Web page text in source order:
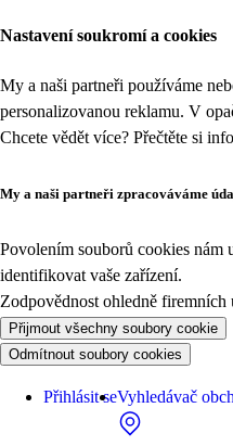
Nastavení soukromí a cookies
My a naši partneři používáme
personalizovanou reklamu. V
Chcete vědět více? Přečtěte si
My a naši partneři zpracováváme
Povolením souborů cookies nám
identifikovat vaše zařízení.
Zodpovědnost ohledně firemních
Přijmout všechny soubory cookie
Odmítnout soubory cookies
Přihlásit seVyhledávač